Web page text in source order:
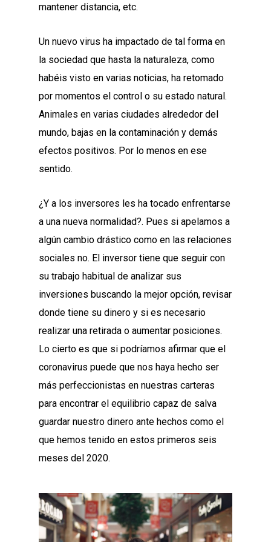
mantener distancia, etc.
Un nuevo virus ha impactado de tal forma en
la sociedad que hasta la naturaleza, como
habéis visto en varias noticias, ha retomado
por momentos el control o su estado natural.
Animales en varias ciudades alrededor del
mundo, bajas en la contaminación y demás
efectos positivos. Por lo menos en ese
sentido.
¿Y a los inversores les ha tocado enfrentarse
a una nueva normalidad?. Pues si apelamos a
algún cambio drástico como en las relaciones
sociales no. El inversor tiene que seguir con
su trabajo habitual de analizar sus
inversiones buscando la mejor opción, revisar
donde tiene su dinero y si es necesario
realizar una retirada o aumentar posiciones.
Lo cierto es que si podríamos afirmar que el
coronavirus puede que nos haya hecho ser
más perfeccionistas en nuestras carteras
para encontrar el equilibrio capaz de salva
guardar nuestro dinero ante hechos como el
que hemos tenido en estos primeros seis
meses del 2020.